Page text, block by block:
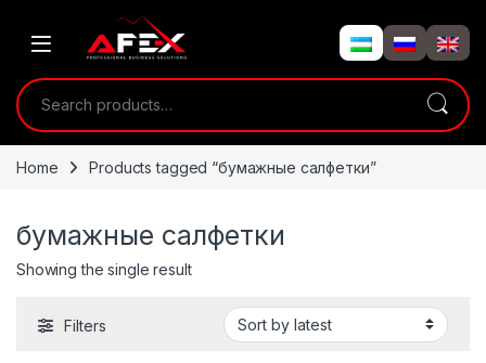
Search for:
Home Products tagged “бумажные салфетки”
бумажные салфетки
Showing the single result
Filters